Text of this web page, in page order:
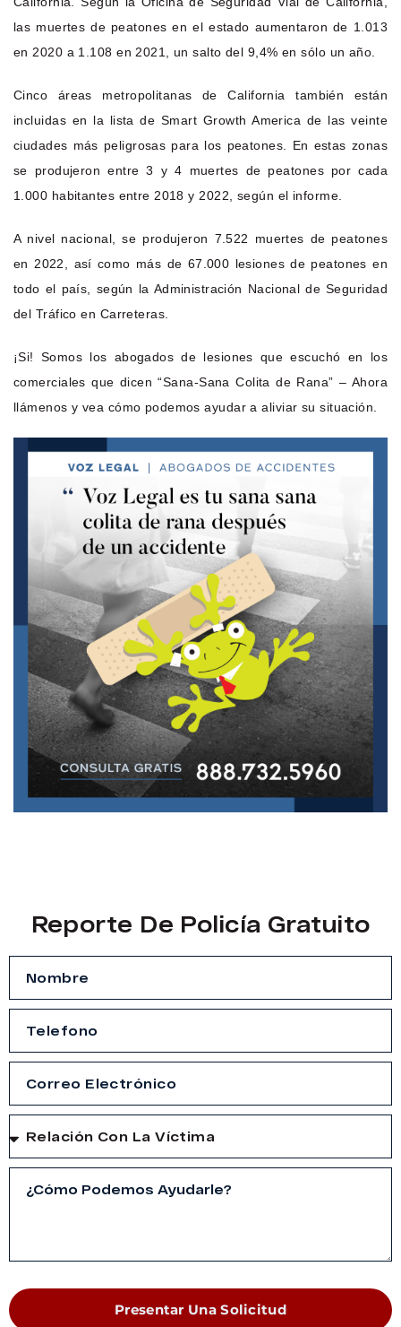
las muertes de peatones en el estado aumentaron de 1.013
en 2020 a 1.108 en 2021, un salto del 9,4% en sólo un año.
Cinco áreas metropolitanas de California también están
incluidas en la lista de Smart Growth America de las veinte
ciudades más peligrosas para los peatones. En estas zonas
se produjeron entre 3 y 4 muertes de peatones por cada
1.000 habitantes entre 2018 y 2022, según el informe.
A nivel nacional, se produjeron 7.522 muertes de peatones
en 2022, así como más de 67.000 lesiones de peatones en
todo el país, según la Administración Nacional de Seguridad
del Tráfico en Carreteras.
¡Si! Somos los abogados de lesiones que escuchó en los
comerciales que dicen “Sana-Sana Colita de Rana” – Ahora
llámenos y vea cómo podemos ayudar a aliviar su situación.
Reporte De Policía Gratuito
Presentar Una Solicitud